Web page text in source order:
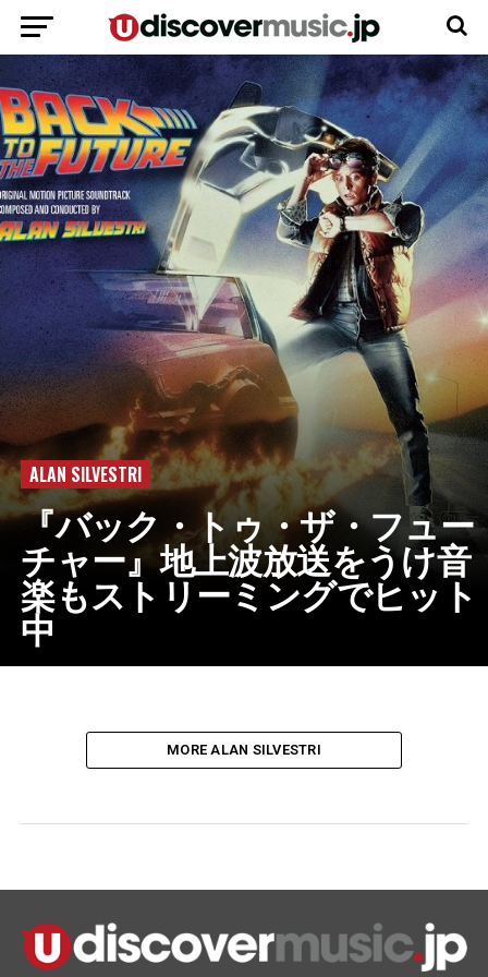
ALAN SILVESTRI
『バック・トゥ・ザ・フュー
チャー』地上波放送をうけ音
楽もストリーミングでヒット
中
MORE ALAN SILVESTRI